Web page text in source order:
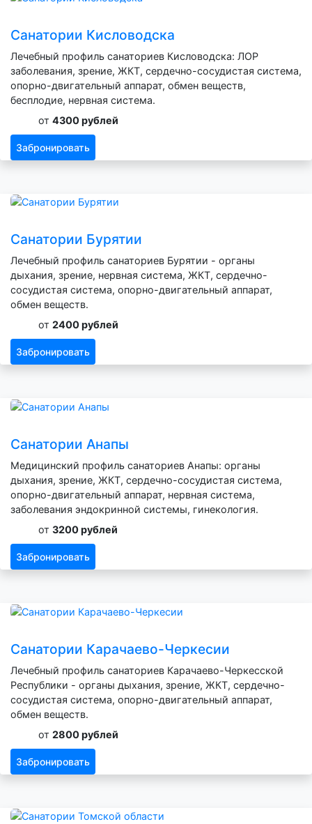
Санатории Кисловодска
Лечебный профиль санаториев Кисловодска: ЛОР
заболевания, зрение, ЖКТ, сердечно-сосудистая система,
опорно-двигательный аппарат, обмен веществ,
бесплодие, нервная система.
от 4300 рублей
Забронировать
Санатории Бурятии
Лечебный профиль санаториев Бурятии - органы
дыхания, зрение, нервная система, ЖКТ, сердечно-
сосудистая система, опорно-двигательный аппарат,
обмен веществ.
от 2400 рублей
Забронировать
Санатории Анапы
Медицинский профиль санаториев Анапы: органы
дыхания, зрение, ЖКТ, сердечно-сосудистая система,
опорно-двигательный аппарат, нервная система,
заболевания эндокринной системы, гинекология.
от 3200 рублей
Забронировать
Санатории Карачаево-Черкесии
Лечебный профиль санаториев Карачаево-Черкесской
Республики - органы дыхания, зрение, ЖКТ, сердечно-
сосудистая система, опорно-двигательный аппарат,
обмен веществ.
от 2800 рублей
Забронировать